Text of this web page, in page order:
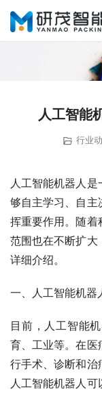
人工智能
行业
人工智能机器人
够自主学习、自主
挥重要作用。随着
范围也在不断扩大
详细介绍。
一、人工智能机器
目前，人工智能
育、工业等。在医
行手术、诊断和治
人工智能机器人